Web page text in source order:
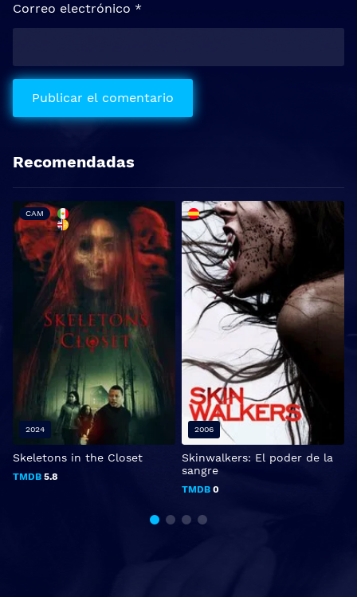
Correo electrónico *
Recomendadas
Skeletons in the Closet
TMDB 5.8
CAM
2024
Skinwalkers: El poder de la
sangre
TMDB 0
2006